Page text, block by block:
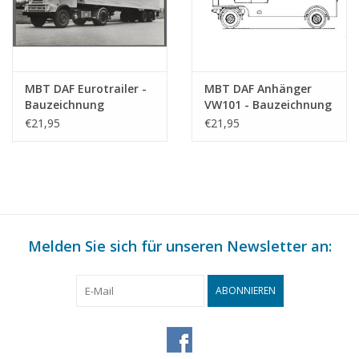
MBT DAF Eurotrailer -
Bauzeichnung
Maßstab 1 : 35
€21,95
MBT DAF Anhänger
VW101 - Bauzeichnung
Maßstab 1 : 40
€21,95
Melden Sie sich für unseren Newsletter an:
ABONNIEREN